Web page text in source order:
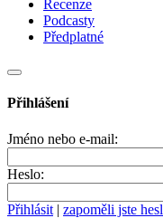
Recenze
Podcasty
Předplatné
Přihlášení
Jméno nebo e-mail:
Heslo:
Přihlásit | zapoměli jste